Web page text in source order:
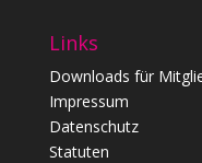
Links
Downloads für
Impressum
Datenschutz
Statuten